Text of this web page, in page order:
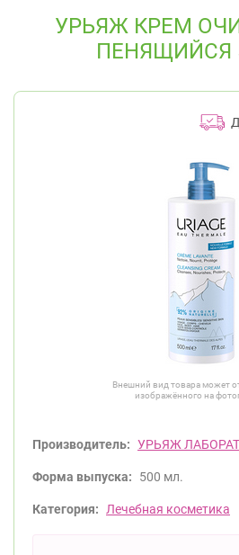
УРЬЯЖ КРЕМ
ПЕНЯЩИЙСЯ
Внешний вид товара может
изображённого на
Производитель: УРЬЯЖ
Форма выпуска: 500 мл.
Категория: Лечебная косметика